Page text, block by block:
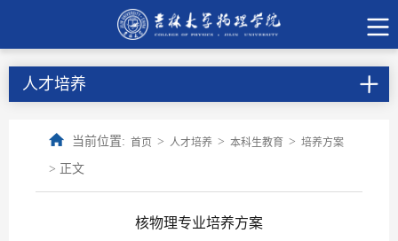
人才培养
当前位置: 首页 > 人才培养 > 本科生教育 > 培养方案
> 正文
核物理专业培养方案